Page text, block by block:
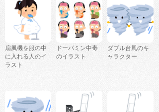
扇風機を服の中
に入れる人のイ
ラスト
ドーパミン中毒
のイラスト
ダブル台風のキ
ャラクター